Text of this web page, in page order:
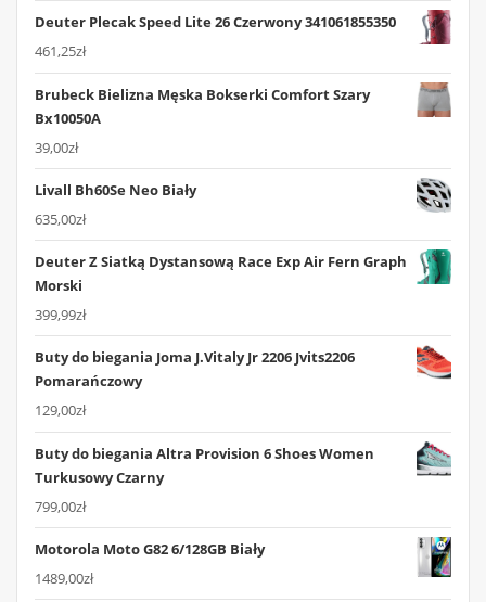
Deuter Plecak Speed Lite 26 Czerwony 341061855350
461,25zł
Brubeck Bielizna Męska Bokserki Comfort Szary
Bx10050A
39,00zł
Livall Bh60Se Neo Biały
635,00zł
Deuter Z Siatką Dystansową Race Exp Air Fern Graph
Morski
399,99zł
Buty do biegania Joma J.Vitaly Jr 2206 Jvits2206
Pomarańczowy
129,00zł
Buty do biegania Altra Provision 6 Shoes Women
Turkusowy Czarny
799,00zł
Motorola Moto G82 6/128GB Biały
1489,00zł